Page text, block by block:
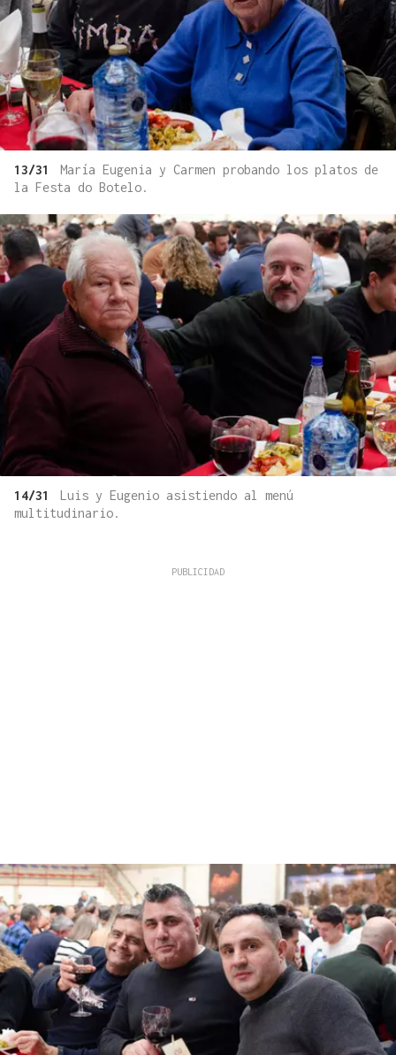
13/31
María Eugenia y Carmen probando los platos de
la Festa do Botelo.
14/31
Luis y Eugenio asistiendo al menú
multitudinario.